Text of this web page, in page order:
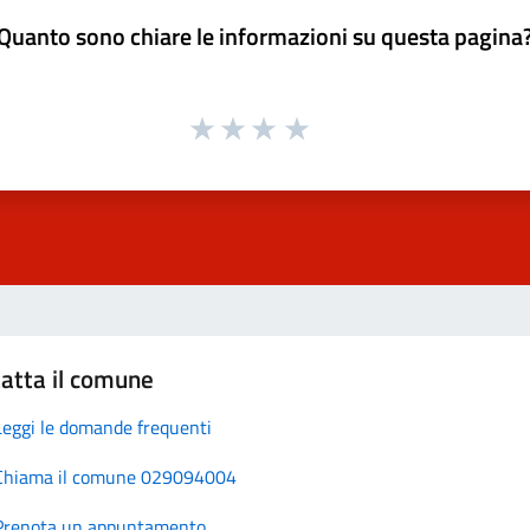
sono chiare le informazioni su questa
il comune
le domande frequenti
il comune 029094004